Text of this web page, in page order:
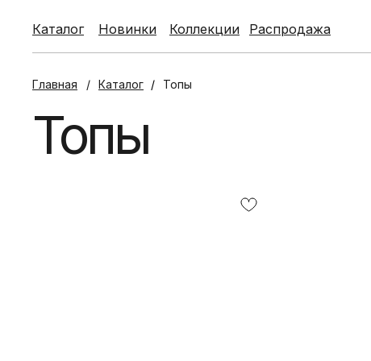
Распродажа
Коллекции
Новинки
Каталог Коллекции Распродажа
Новинки
Каталог
Топы
/
Каталог
/
Главная
Топы